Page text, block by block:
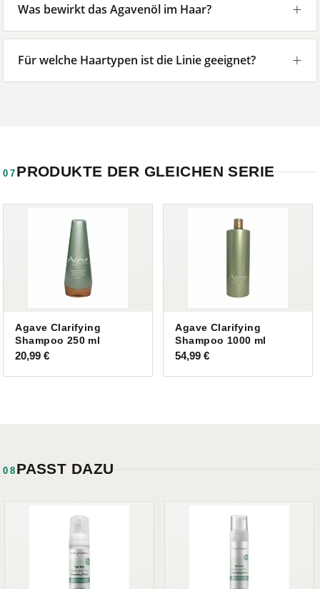
Was bewirkt das Agavenöl im Haar?
Für welche Haartypen ist die Linie geeignet?
07 PRODUKTE DER GLEICHEN SERIE
Agave Clarifying
Shampoo 250 ml
20,99€
Agave Clarifying
Shampoo 1000 ml
54,99€
08 PASST DAZU